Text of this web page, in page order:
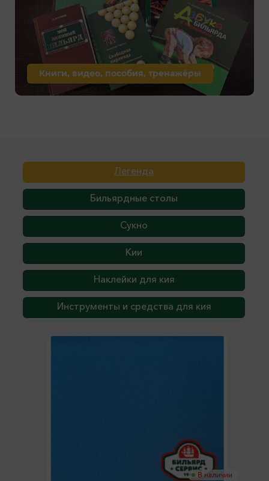
Книги, видео, пособия, тренажёры
Легенда
Бильярдные столы
Сукно
Кии
Наклейки для кия
Инструменты и средства для кия
В наличии